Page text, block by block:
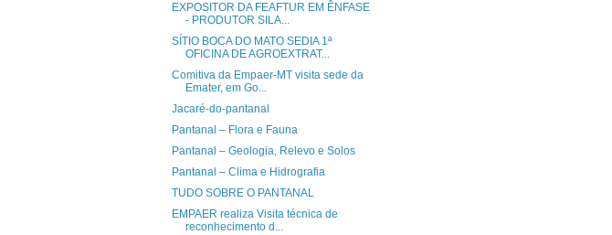
EXPOSITOR DA FEAFTUR EM ÊNFASE
- PRODUTOR SILA...
SÍTIO BOCA DO MATO SEDIA 1ª
OFICINA DE AGROEXTRAT...
Comitiva da Empaer-MT visita sede da
Emater, em Go...
Jacaré-do-pantanal
Pantanal – Flora e Fauna
Pantanal – Geologia, Relevo e Solos
Pantanal – Clima e Hidrografia
TUDO SOBRE O PANTANAL
EMPAER realiza Visita técnica de
reconhecimento d...